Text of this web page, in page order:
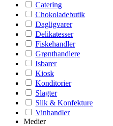
Catering
Chokoladebutik
Dagligvarer
Delikatesser
Fiskehandler
Grønthandlere
Isbarer
Kiosk
Konditorier
Slagter
Slik & Konfekture
Vinhandler
Medier